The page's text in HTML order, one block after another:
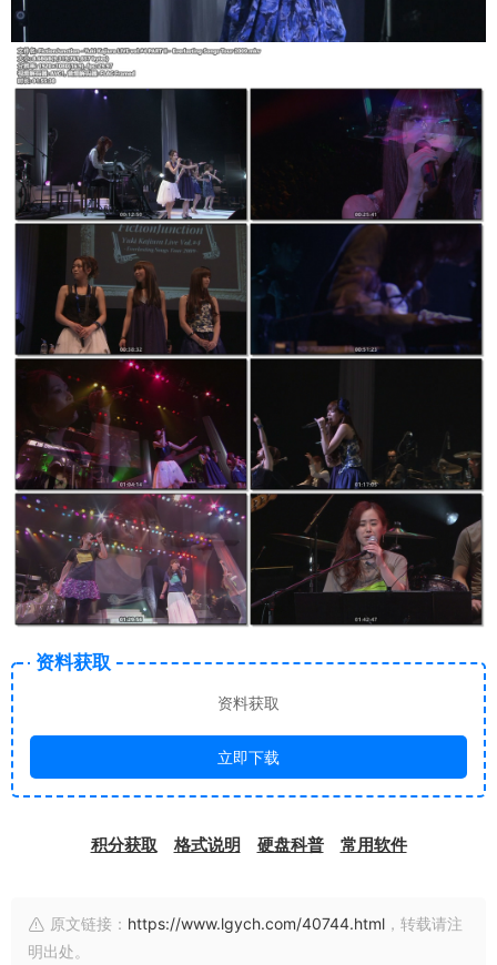
资料获取
资料获取
立即下载
积分获取 格式说明 硬盘科普 常用软件
原文链接： https://www.lgych.com/40744.html ，转载请注
明出处。